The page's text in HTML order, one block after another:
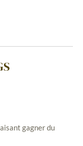
gagner du